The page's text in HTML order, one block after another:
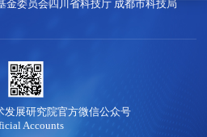
金委员会四川省科技厅 成都市科技局
发展研究院官方微信公众号
Accounts